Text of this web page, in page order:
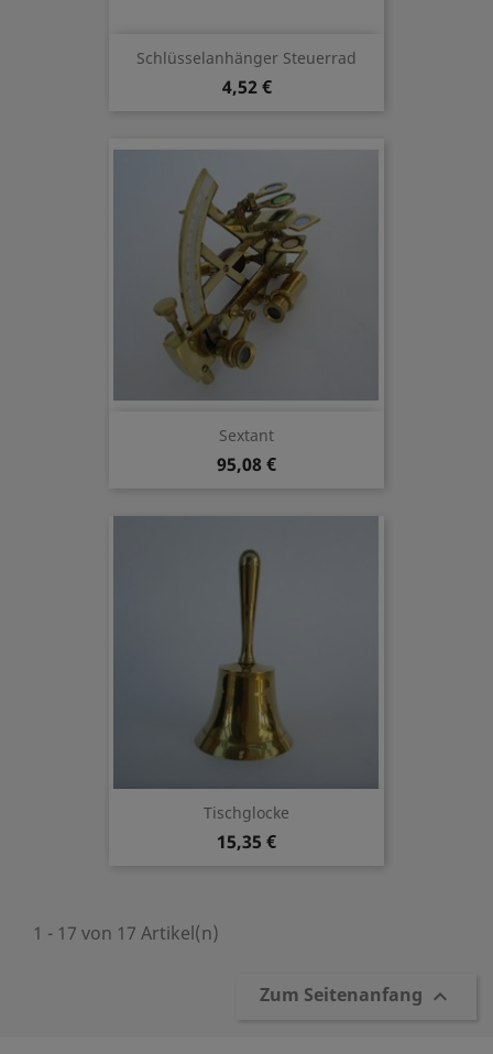
Schlüsselanhänger Steuerrad
4,52 €
Sextant
95,08 €
Tischglocke
15,35 €
1 - 17 von 17 Artikel(n)
Zum Seitenanfang 